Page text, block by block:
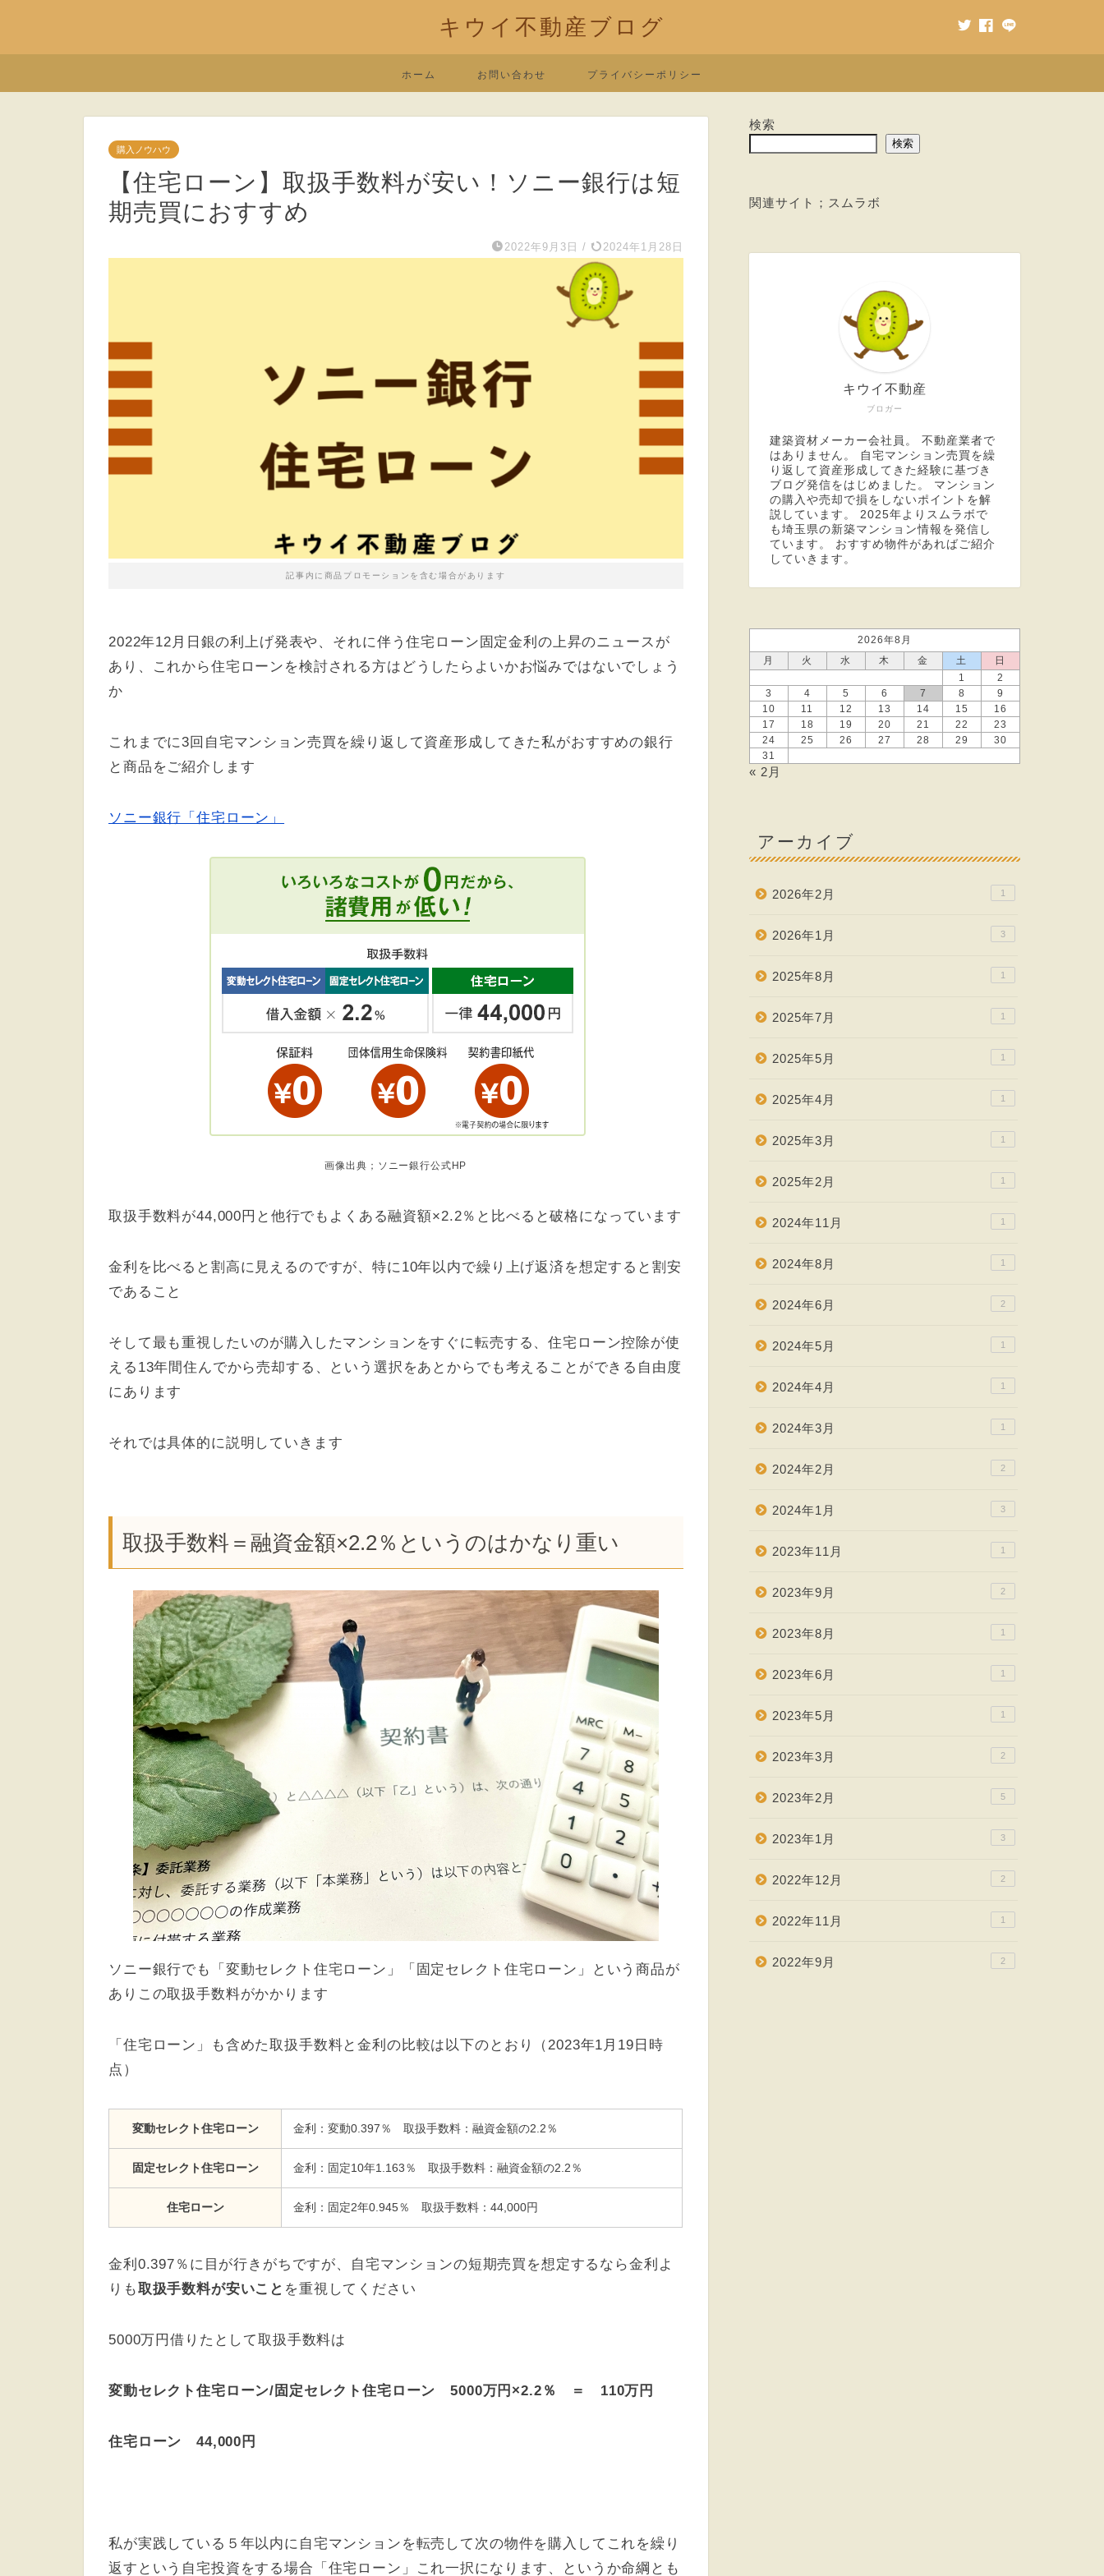
キウイ不動産ブログ
ホーム お問い合わせ プライバシーポリシー
購入ノウハウ
【住宅ローン】取扱手数料が安い！ソニー銀行は短
期売買におすすめ
2022年9月3日 / 2024年1月28日
記事内に商品プロモーションを含む場合があります
2022年12 月日銀の利上げ発表や、それに伴う住宅ローン固定金利の上昇のニュースが
あり、これから住宅ローンを検討される方はどうしたらよいかお悩みではないでしょう
か
これまでに3回自宅マンション売買を繰り返して資産形成してきた私がおすすめの銀行
と商品をご紹介します
ソニー銀行「住宅ローン」
画像出典；ソニー銀行公式HP
取扱手数料が44,000円と他行でもよくある融資額×2.2％と比べると破格になっています
金利を比べると割高に見えるのですが、特に10年以内で繰り上げ返済を想定すると割安
であること
そして最も重視したいのが購入したマンションをすぐに転売する、住宅ローン控除が使
える13年間住んでから売却する、という選択をあとからでも考えることができる自由度
にあります
それでは具体的に説明していきます
取扱手数料＝融資金額×2.2％というのはかなり重い
ソニー銀行でも「変動セレクト住宅ローン」「固定セレクト住宅ローン」という商品が
ありこの取扱手数料がかかります
「住宅ローン」も含めた取扱手数料と金利の比較は以下のとおり（2023年1月19日時
点）
変動セレクト住宅ローン 金利：変動0.397％ 取扱手数料：融資金額の2.2％
固定セレクト住宅ローン 金利：固定10年1.163％ 取扱手数料：融資金額の2.2％
住宅ローン 金利：固定2年0.945％ 取扱手数料：44,000円
金利0.397％に目が行きがちですが、自宅マンションの短期売買を想定するなら金利よ
りも取扱手数料が安いこと を重視してください
5000万円借りたとして取扱手数料は
変動セレクト住宅ローン/固定セレクト住宅ローン 5000万円×2.2％ ＝ 110万円
住宅ローン 44,000円
私が実践している５年以内に自宅マンションを転売して次の物件を購入してこれを繰り
返すという自宅投資をする場合「住宅ローン」これ一択になります、というか命綱とも
検索
検索
関連サイト； スムラボ
ブロガー
キウイ不動産
建築資材メーカー会社員。 不動産業者で
はありません。 自宅マンション売買を繰
り返して資産形成してきた経験に基づき
ブログ発信をはじめました。 マンション
の購入や売却で損をしないポイントを解
説しています。 2025年より スムラボ で
も埼玉県の新築マンション情報を発信し
ています。 おすすめ物件があればご紹介
していきます。
2026年8月
月
火 水 木 金 土
日
1
2
3
4 5 6 7 8
9
10
11 12 13 14 15
16
17
18 19 20 21 22
23
24
25 26 27 28 29
30
31
« 2月
アーカイブ
2026年2月 1
2026年1月 3
2025年8月 1
2025年7月 1
2025年5月 1
2025年4月 1
2025年3月 1
2025年2月 1
2024年11月 1
2024年8月 1
2024年6月 2
2024年5月 1
2024年4月 1
2024年3月 1
2024年2月 2
2024年1月 3
2023年11月 1
2023年9月 2
2023年8月 1
2023年6月 1
2023年5月 1
2023年3月 2
2023年2月 5
2023年1月 3
2022年12月 2
2022年11月 1
2022年9月 2